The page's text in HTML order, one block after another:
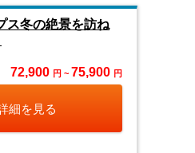
ス冬の絶景を訪ね
72,900 円 ~ 75,900 円
細を見る